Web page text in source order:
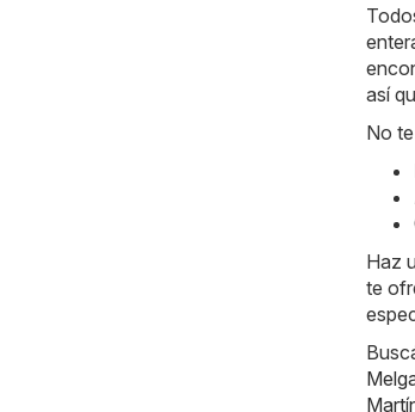
así
No
Haz
te